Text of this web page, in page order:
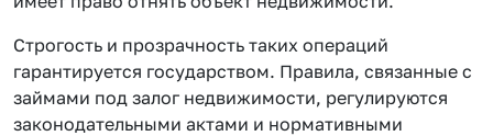
Строгость и прозрачность таких операций
гарантируется государством. Правила, связанные с
займами под залог недвижимости, регулируются
законодательными актами и нормативными